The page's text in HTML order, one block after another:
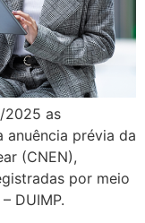
2025 as
prévia da
(CNEN),
por meio
DUIMP.